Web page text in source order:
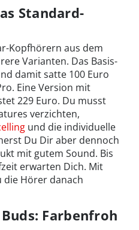
Standard-
Kopfhörern aus dem
Varianten. Das Basis-
damit satte 100 Euro
Eine Version mit
229 Euro. Du musst
verzichten,
und die individuelle
Du Dir aber dennoch
mit gutem Sound. Bis
erwarten Dich. Mit
die Hörer danach
Farbenfroh